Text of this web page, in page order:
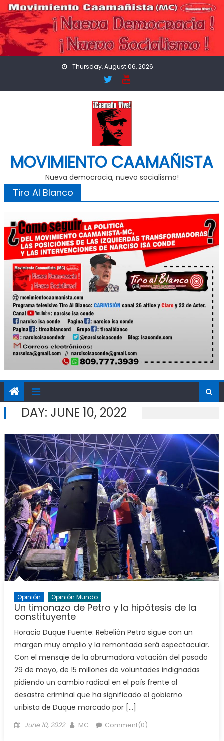
Skip
to
content
Thursday, August 06, 2026
MOVIMIENTO CAAMAÑISTA
Nueva democracia, nuevo socialismo!
Tiro Al Blanco
DAY: JUNE 10, 2022
Opinión Opinión Mundo
Un timonazo de Petro y la hipótesis de la
constituyente
Horacio Duque Fuente: Rebelión Petro sigue con un
margen muy amplio y la remontada será espectacular.
Con el mensaje de la abrumadora votación del pasado
29 de mayo, de 15 millones de voluntades indignadas
pidiendo un cambio radical en el país frente al
desastre criminal que ha significado el gobierno
uribista de Duque marcado por […]
Posted
June 10, 2022 Author
MC Comment(0)